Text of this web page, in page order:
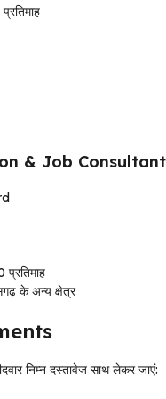
& Job
के अन्य क्षेत्र
निम्न दस्तावेज साथ लेकर जाएं: